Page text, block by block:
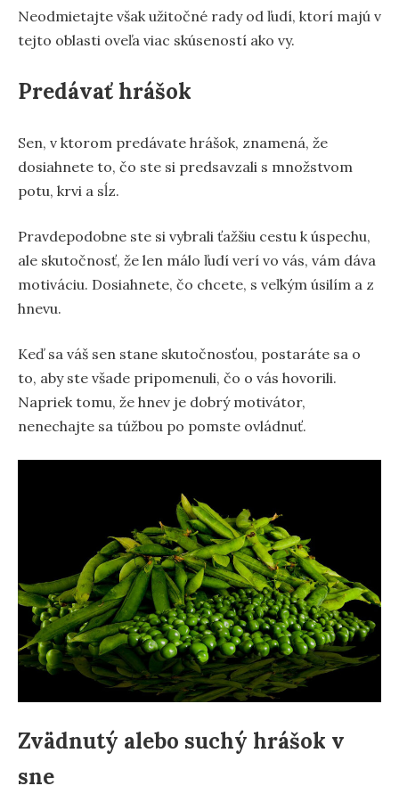
Neodmietajte však užitočné rady od ľudí, ktorí majú v
tejto oblasti oveľa viac skúseností ako vy.
Predávať hrášok
Sen, v ktorom predávate hrášok, znamená, že
dosiahnete to, čo ste si predsavzali s množstvom
potu, krvi a sĺz.
Pravdepodobne ste si vybrali ťažšiu cestu k úspechu,
ale skutočnosť, že len málo ľudí verí vo vás, vám dáva
motiváciu. Dosiahnete, čo chcete, s veľkým úsilím a z
hnevu.
Keď sa váš sen stane skutočnosťou, postaráte sa o
to, aby ste všade pripomenuli, čo o vás hovorili.
Napriek tomu, že hnev je dobrý motivátor,
nenechajte sa túžbou po pomste ovládnuť.
Zvädnutý alebo suchý hrášok v
sne